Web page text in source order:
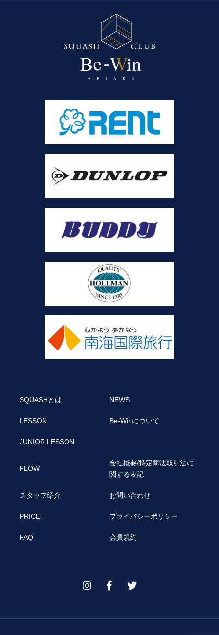
SQUASHとは NEWS
LESSON Be-Winについて
JUNIOR LESSON
FLOW
会社概要/特定商法取引法に
関する表記
スタッフ紹介 お問い合わせ
PRICE プライバシーポリシー
FAQ 会員規約